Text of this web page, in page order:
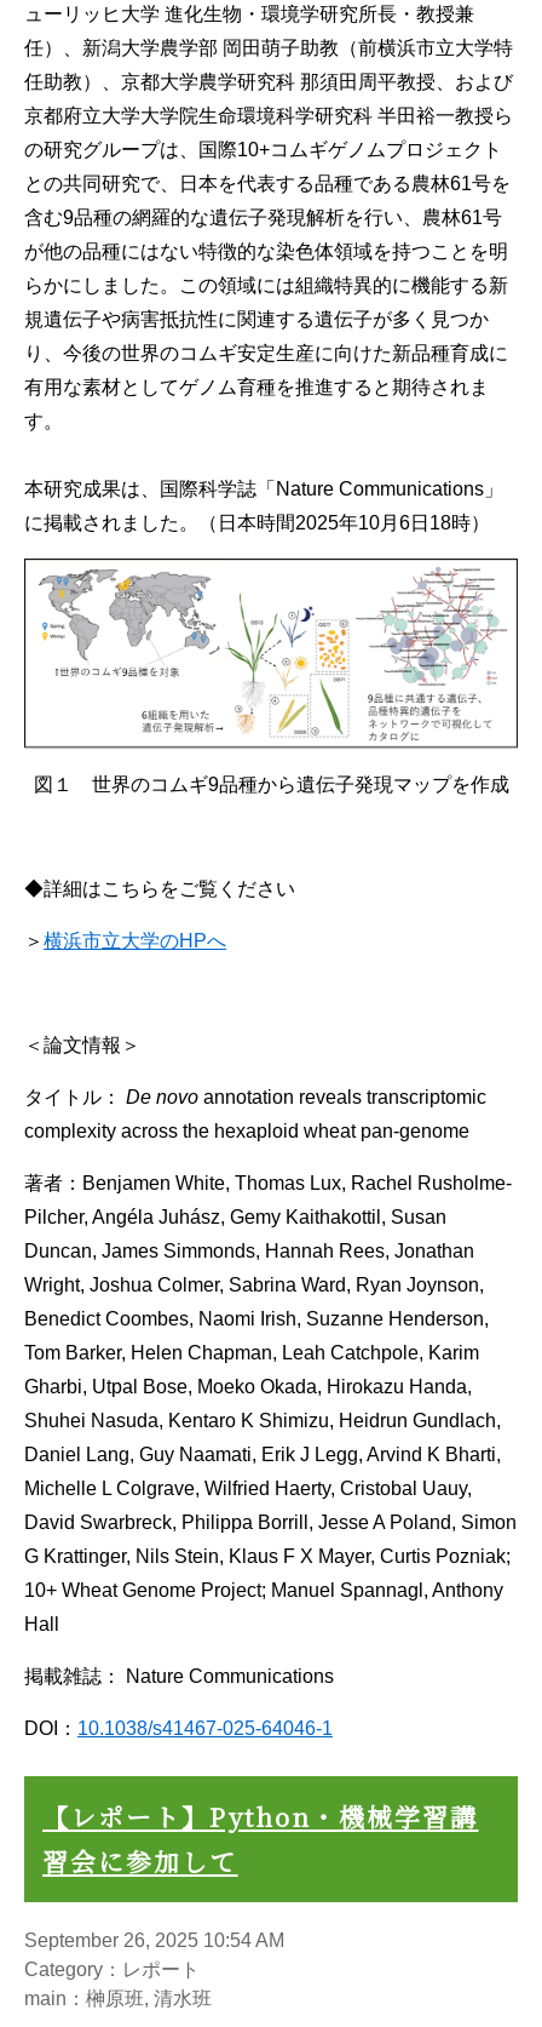
ューリッヒ大学 進化生物・環境学研究所長・教授兼
任）、新潟大学農学部 岡田萌子助教（前横浜市立大学特
任助教）、京都大学農学研究科 那須田周平教授、および
京都府立大学大学院生命環境科学研究科 半田裕一教授ら
の研究グループは、国際10+コムギゲノムプロジェクト
との共同研究で、日本を代表する品種である農林61号を
含む9品種の網羅的な遺伝子発現解析を行い、農林61号
が他の品種にはない特徴的な染色体領域を持つことを明
らかにしました。この領域には組織特異的に機能する新
規遺伝子や病害抵抗性に関連する遺伝子が多く見つか
り、今後の世界のコムギ安定生産に向けた新品種育成に
有用な素材としてゲノム育種を推進すると期待されま
す。
本研究成果は、国際科学誌「Nature Communications」
に掲載されました。（日本時間2025年10月6日18時）
図１ 世界のコムギ9品種から遺伝子発現マップを作成
◆詳細はこちらをご覧ください
＞ 横浜市立大学のHPへ
＜論文情報＞
タイトル： De novo annotation reveals transcriptomic
complexity across the hexaploid wheat pan-genome
著者：Benjamen White, Thomas Lux, Rachel Rusholme-
Pilcher, Angéla Juhász, Gemy Kaithakottil, Susan
Duncan, James Simmonds, Hannah Rees, Jonathan
Wright, Joshua Colmer, Sabrina Ward, Ryan Joynson,
Benedict Coombes, Naomi Irish, Suzanne Henderson,
Tom Barker, Helen Chapman, Leah Catchpole, Karim
Gharbi, Utpal Bose, Moeko Okada, Hirokazu Handa,
Shuhei Nasuda, Kentaro K Shimizu, Heidrun Gundlach,
Daniel Lang, Guy Naamati, Erik J Legg, Arvind K Bharti,
Michelle L Colgrave, Wilfried Haerty, Cristobal Uauy,
David Swarbreck, Philippa Borrill, Jesse A Poland, Simon
G Krattinger, Nils Stein, Klaus F X Mayer, Curtis Pozniak;
10+ Wheat Genome Project; Manuel Spannagl, Anthony
Hall
掲載雑誌： Nature Communications
DOI： 10.1038/s41467-025-64046-1
【レポート】Python・機械学習講
習会に参加して
September 26, 2025 10:54 AM
Category：レポート
main：榊原班, 清水班